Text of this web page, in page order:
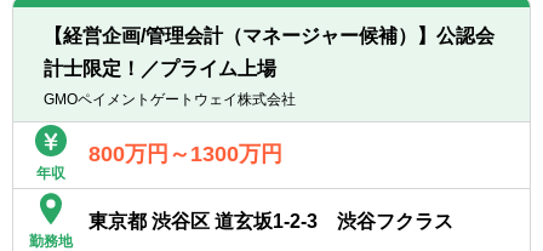
面白さを味わうことができます。
■働き方：テレワーク、フレックス
・当社はテレワーク制度として、自宅での勤
での在宅勤務が可能、また一律10万円の手当
【経営企画/管理会計（マネージャー候補）】公認会
計士限定！／プライム上場
GMOペイメントゲートウェイ株式会社
年収
800万円～1300万円
勤務地
東京都 渋谷区 道玄坂1-2-3 渋谷フクラス